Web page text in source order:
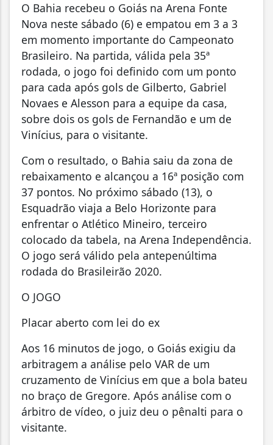
O Bahia recebeu o Goiás na Arena Fonte
Nova neste sábado (6) e empatou em 3 a 3
em momento importante do Campeonato
Brasileiro. Na partida, válida pela 35ª
rodada, o jogo foi definido com um ponto
para cada após gols de Gilberto, Gabriel
Novaes e Alesson para a equipe da casa,
sobre dois os gols de Fernandão e um de
Vinícius, para o visitante.
Com o resultado, o Bahia saiu da zona de
rebaixamento e alcançou a 16ª posição com
37 pontos. No próximo sábado (13), o
Esquadrão viaja a Belo Horizonte para
enfrentar o Atlético Mineiro, terceiro
colocado da tabela, na Arena Independência.
O jogo será válido pela antepenúltima
rodada do Brasileirão 2020.
O JOGO
Placar aberto com lei do ex
Aos 16 minutos de jogo, o Goiás exigiu da
arbitragem a análise pelo VAR de um
cruzamento de Vinícius em que a bola bateu
no braço de Gregore. Após análise com o
árbitro de vídeo, o juiz deu o pênalti para o
visitante.